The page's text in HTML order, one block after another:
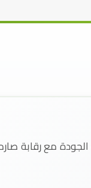
الجودة مع رقابة